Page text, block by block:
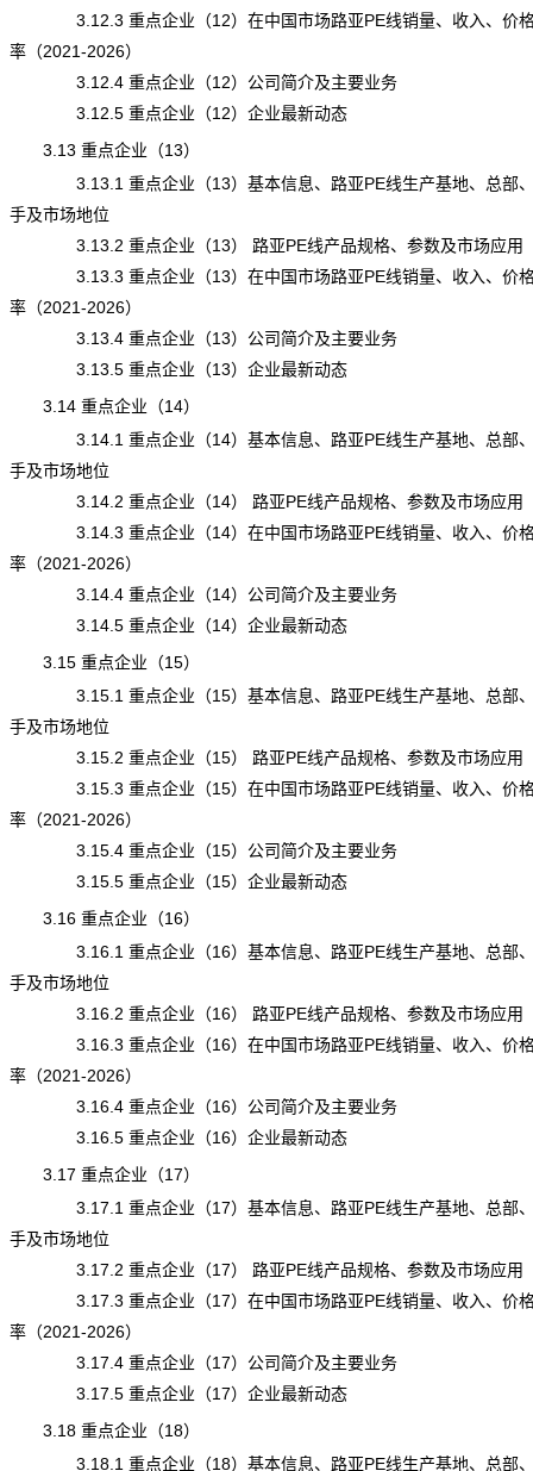
3.12.3 重点企业（12）在中国市场路亚PE线销量、收入、价
率（2021-2026）
3.12.4 重点企业（12）公司简介及主要业务
3.12.5 重点企业（12）企业最新动态
3.13 重点企业（13）
3.13.1 重点企业（13）基本信息、路亚PE线生产基地、总部
手及市场地位
3.13.2 重点企业（13） 路亚PE线产品规格、参数及市场应用
3.13.3 重点企业（13）在中国市场路亚PE线销量、收入、价
率（2021-2026）
3.13.4 重点企业（13）公司简介及主要业务
3.13.5 重点企业（13）企业最新动态
3.14 重点企业（14）
3.14.1 重点企业（14）基本信息、路亚PE线生产基地、总部
手及市场地位
3.14.2 重点企业（14） 路亚PE线产品规格、参数及市场应用
3.14.3 重点企业（14）在中国市场路亚PE线销量、收入、价
率（2021-2026）
3.14.4 重点企业（14）公司简介及主要业务
3.14.5 重点企业（14）企业最新动态
3.15 重点企业（15）
3.15.1 重点企业（15）基本信息、路亚PE线生产基地、总部
手及市场地位
3.15.2 重点企业（15） 路亚PE线产品规格、参数及市场应用
3.15.3 重点企业（15）在中国市场路亚PE线销量、收入、价
率（2021-2026）
3.15.4 重点企业（15）公司简介及主要业务
3.15.5 重点企业（15）企业最新动态
3.16 重点企业（16）
3.16.1 重点企业（16）基本信息、路亚PE线生产基地、总部
手及市场地位
3.16.2 重点企业（16） 路亚PE线产品规格、参数及市场应用
3.16.3 重点企业（16）在中国市场路亚PE线销量、收入、价
率（2021-2026）
3.16.4 重点企业（16）公司简介及主要业务
3.16.5 重点企业（16）企业最新动态
3.17 重点企业（17）
3.17.1 重点企业（17）基本信息、路亚PE线生产基地、总部
手及市场地位
3.17.2 重点企业（17） 路亚PE线产品规格、参数及市场应用
3.17.3 重点企业（17）在中国市场路亚PE线销量、收入、价
率（2021-2026）
3.17.4 重点企业（17）公司简介及主要业务
3.17.5 重点企业（17）企业最新动态
3.18 重点企业（18）
3.18.1 重点企业（18）基本信息、路亚PE线生产基地、总部